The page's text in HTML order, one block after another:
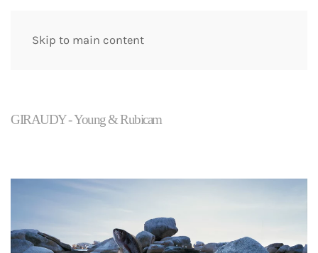
Skip to main content
GIRAUDY - Young & Rubicam